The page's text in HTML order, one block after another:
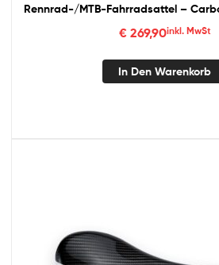
Rennrad-/MTB-Fahrradsattel –
€269,90inkl. MwSt
In Den Warenkorb